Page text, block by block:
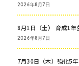
2026年8月7日
8月1日（土） 育成1
2026年8月7日
7月30日（木）強化5